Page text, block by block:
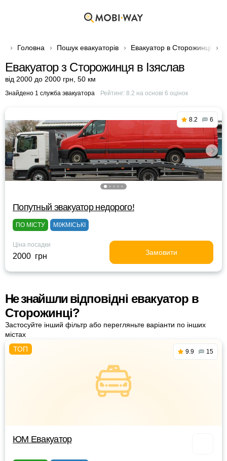
Головна Пошук евакуаторів Евакуатор в Сторожинці
Евакуатор з Сторожинця в Ізяслав
від 2000 до 2000 грн 50 км
Знайдено 1 служба эвакуатора Рейтинг: 8.2 на основі 6 оцінок
8.2 6
Попутный эвакуатор недорого!
ПО МІСТУ МІЖМІСЬКІ
Ціна посадки
2000 грн Замовити
Не знайшли відповідні евакуатор в
Сторожинці?
Застосуйте інший фільтр або перегляньте варіанти по інших
містах
9.9 15
ЮМ Евакуатор